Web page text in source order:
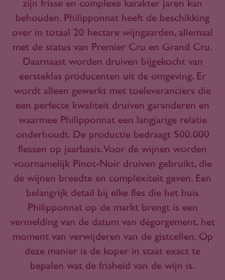
zijn frisse en complexe karakter jaren kan
behouden. Philipponnat heeft de beschikking
over in totaal 20 hectare wijngaarden, allemaal
met de status van Premier Cru en Grand Cru.
Daarnaast worden druiven bijgekocht van
eersteklas producenten uit de omgeving. Er
wordt alleen gewerkt met toeleveranciers die
een perfecte kwaliteit druiven garanderen en
waarmee Philipponnat een langjarige relatie
onderhoudt. De productie bedraagt 500.000
flessen op jaarbasis. Voor de wijnen worden
voornamelijk Pinot-Noir druiven gebruikt, die
de wijnen breedte en complexiteit geven. Een
belangrijk detail bij elke fles die het huis
Philipponnat op de markt brengt is een
vermelding van de datum van dégorgement, het
moment van verwijderen van de gistcellen. Op
deze manier is de koper in staat exact te
bepalen wat de frisheid van de wijn is.